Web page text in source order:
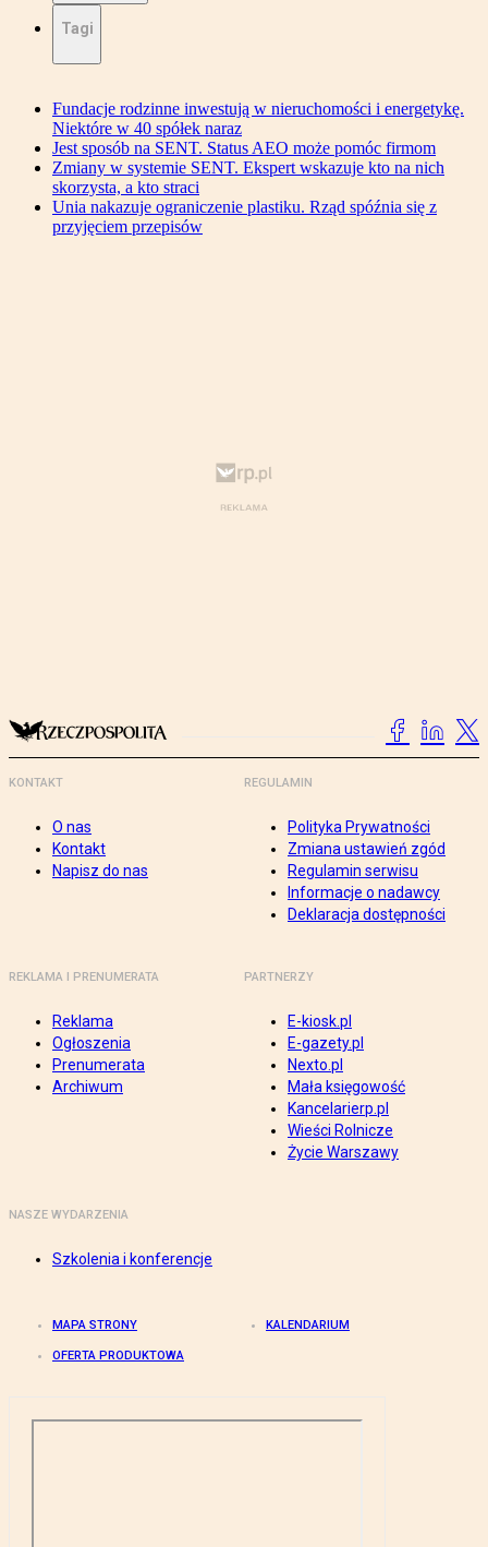
Tagi
Fundacje rodzinne inwestują w nieruchomości i energetykę.
Niektóre w 40 spółek naraz
Jest sposób na SENT. Status AEO może pomóc firmom
Zmiany w systemie SENT. Ekspert wskazuje kto na nich
skorzysta, a kto straci
Unia nakazuje ograniczenie plastiku. Rząd spóźnia się z
przyjęciem przepisów
KONTAKT
O nas
Kontakt
Napisz do nas
REGULAMIN
Polityka Prywatności
Zmiana ustawień zgód
Regulamin serwisu
Informacje o nadawcy
Deklaracja dostępności
REKLAMA I PRENUMERATA
Reklama
Ogłoszenia
Prenumerata
Archiwum
PARTNERZY
E-kiosk.pl
E-gazety.pl
Nexto.pl
Mała księgowość
Kancelarierp.pl
Wieści Rolnicze
Życie Warszawy
NASZE WYDARZENIA
Szkolenia i konferencje
MAPA STRONY KALENDARIUM
OFERTA PRODUKTOWA